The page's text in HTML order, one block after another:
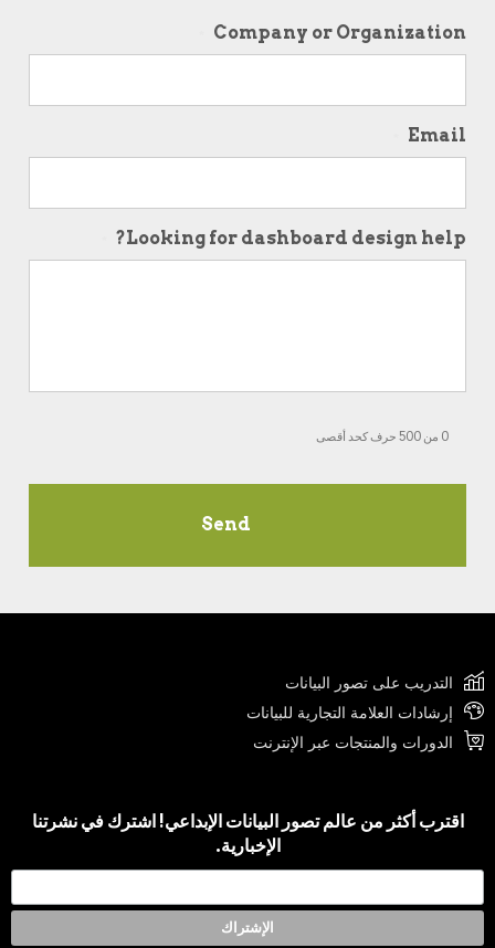
Company or Organization
Email
Looking for dashboard design help?
0 من 500 حرف كحد أقصى
التدريب على تصور البيانات
إرشادات العلامة التجارية للبيانات
الدورات والمنتجات عبر الإنترنت
اقترب أكثر من عالم تصور البيانات الإبداعي! اشترك في نشرتنا
الإخبارية.